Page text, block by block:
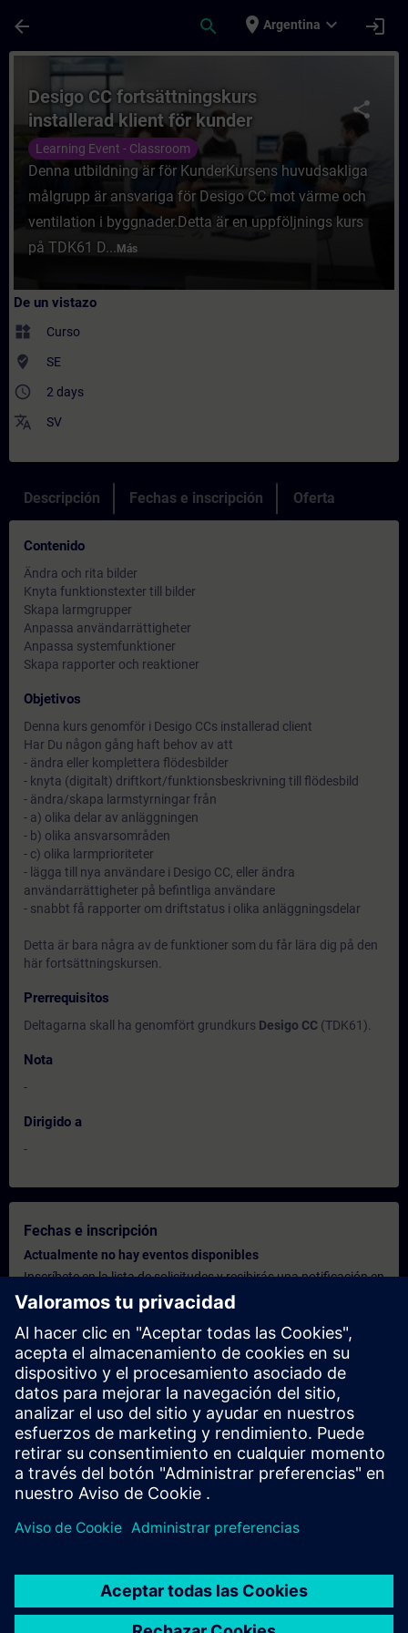
arrow_back search place Argentina expand_more login
Curso - Desigo CC fortsättningskurs
share
Desigo CC fortsättningskurs
installerad klient för kunder
Learning Event - Classroom
Denna utbildning är för KunderKursens huvudsakliga
målgrupp är ansvariga för Desigo CC mot värme och
ventilation i byggnader.Detta är en uppföljnings kurs
på TDK61 D... Más
De un vistazo
widgets Curso
where_to_vote SE
access_time 2 days
translate SV
Descripción Fechas e inscripción Oferta
Contenido
Ändra och rita bilder
Knyta funktionstexter till bilder
Skapa larmgrupper
Anpassa användarrättigheter
Anpassa systemfunktioner
Skapa rapporter och reaktioner
Objetivos
Denna kurs genomför i Desigo CCs installerad client
Har Du någon gång haft behov av att
- ändra eller komplettera flödesbilder
- knyta (digitalt) driftkort/funktionsbeskrivning till flödesbild
- ändra/skapa larmstyrningar från
- a) olika delar av anläggningen
- b) olika ansvarsområden
- c) olika larmprioriteter
- lägga till nya användare i Desigo CC, eller ändra
användarrättigheter på befintliga användare
- snabbt få rapporter om driftstatus i olika anläggningsdelar
Detta är bara några av de funktioner som du får lära dig på den
här fortsättningskursen.
Prerrequisitos
Deltagarna skall ha genomfört grundkurs Desigo CC (TDK61).
Nota
-
Dirigido a
-
Fechas e inscripción
Actualmente no hay eventos disponibles
Inscríbete en la lista de solicitudes y recibirás una notificación en
cuanto haya nuevas fechas disponibles.
Activar el servicio de notificación
Oferta personalizada
¿Necesita una oferta personalizada? Indíquenos sus datos
personales y le enviaremos inmediatamente una oferta
personalizada a su dirección de correo electrónico.
Enviar una oferta personal